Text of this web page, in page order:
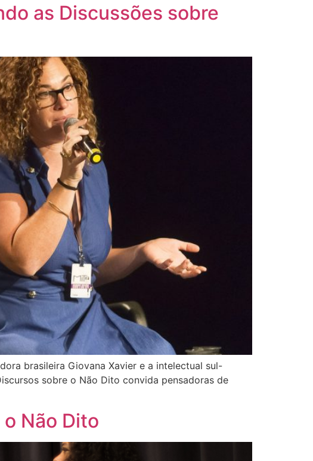
as Discussões sobre
brasileira Giovana Xavier e a intelectual sul-
sobre o Não Dito convida pensadoras de
Não Dito